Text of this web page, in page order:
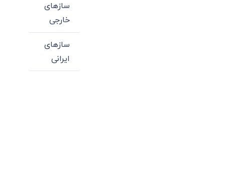
سازهای
خارجی
سازهای
ایرانی